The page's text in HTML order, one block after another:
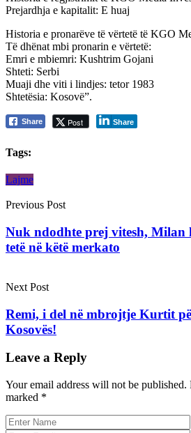
Prejardhja e kapitalit: E huaj
Historia e pronarëve të vërtetë të KGO
Të dhënat mbi pronarin e vërtetë:
Emri e mbiemri: Kushtrim Gojani
Shteti: Serbi
Muaji dhe viti i lindjes: tetor 1983
Shtetësia: Kosovë”.
Share Post Share
Tags:
Lajme
Previous Post
Nuk ndodhte prej vitesh, Milan
tetë në këtë merkato
Next Post
Remi, i del në mbrojtje Kurtit
Kosovës!
Leave a Reply
Your email address will not be published.
marked *